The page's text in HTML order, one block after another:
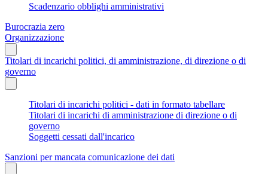
Scadenzario obblighi amministrativi
Burocrazia zero
Organizzazione
Titolari di incarichi politici, di amministrazione, di direzione o di
governo
Titolari di incarichi politici - dati in formato tabellare
Titolari di incarichi di amministrazione di direzione o di
governo
Soggetti cessati dall'incarico
Sanzioni per mancata comunicazione dei dati